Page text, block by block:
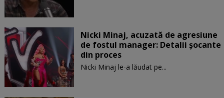
Nicki Minaj, acuzată de agresiune
de fostul manager: Detalii șocante
din proces
Nicki Minaj le-a lăudat pe...